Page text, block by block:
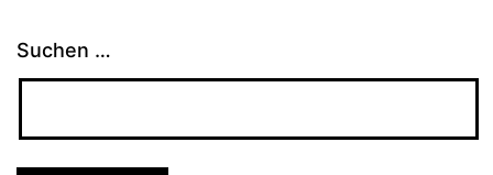
Suchen …